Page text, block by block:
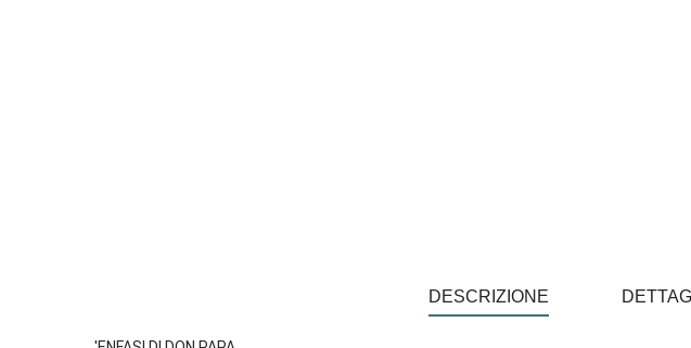
DESCRIZIONE